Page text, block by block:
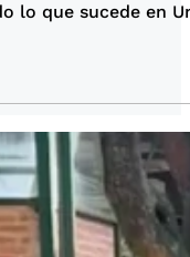
lo que sucede en